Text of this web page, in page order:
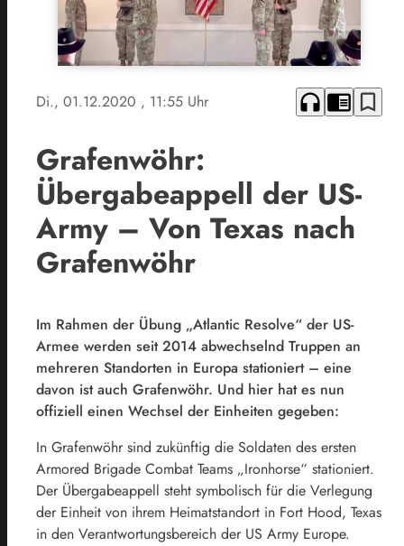
Di., 01.12.2020 , 11:55 Uhr headphones chrome_reader_mode bookmark_border
Grafenwöhr:
Übergabeappell der US-
Army – Von Texas nach
Grafenwöhr
Im Rahmen der Übung „Atlantic Resolve“ der US-
Armee werden seit 2014 abwechselnd Truppen an
mehreren Standorten in Europa stationiert – eine
davon ist auch Grafenwöhr. Und hier hat es nun
offiziell einen Wechsel der Einheiten gegeben:
In Grafenwöhr sind zukünftig die Soldaten des ersten
Armored Brigade Combat Teams „Ironhorse“ stationiert.
Der Übergabeappell steht symbolisch für die Verlegung
der Einheit von ihrem Heimatstandort in Fort Hood, Texas
in den Verantwortungsbereich der US Army Europe.